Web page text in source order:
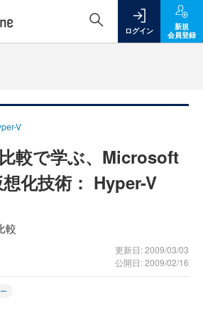
ログイン
新規
会員登録
V
較で学ぶ、Microsoft
化技術： Hyper-V
較
更新日: 2009/03/03
公開日: 2009/02/16